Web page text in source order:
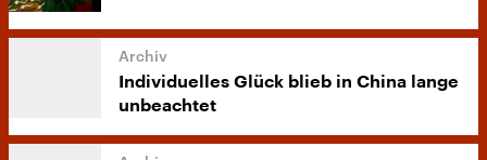
Individuelles Glück blieb in China lange
unbeachtet